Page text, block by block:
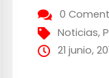
PC.
equipos
online en
0
Noticias,
21 junio,